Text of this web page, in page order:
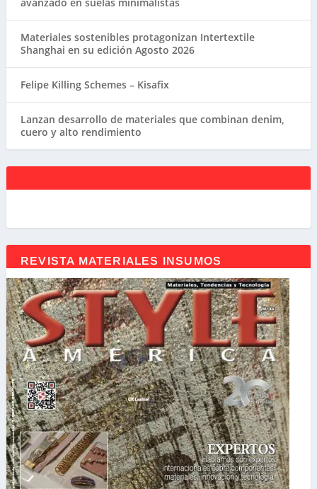
avanzado en suelas minimalistas
Materiales sostenibles protagonizan Intertextile
Shanghai en su edición Agosto 2026
Felipe Killing Schemes – Kisafix
Lanzan desarrollo de materiales que combinan denim,
cuero y alto rendimiento
REVISTA MATERIALES INSUMOS